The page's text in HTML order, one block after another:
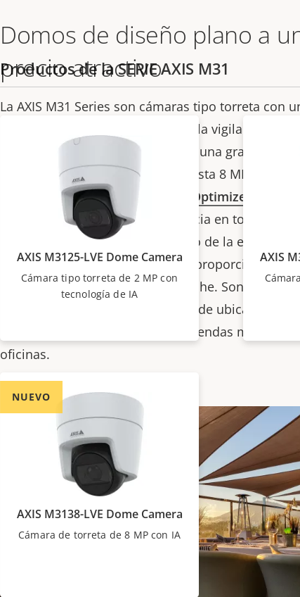
Domos de diseño plano a
precio atractivo
La AXIS M31 Series son cámaras tipo torreta con
precio atractivo, adecuados para la vigilancia en
interior y exterior. La serie ofrece una gran calidad
imagen con una resolución de hasta 8 MP y un
de visión de 110°. La tecnología
OptimizedIR
permite realizar tareas de vigilancia en total
y hasta 20 m o más, dependiendo de la escena. No
requiere iluminación adicional y proporciona una
vigilancia discreta de día y de noche. Son ideales
la vigilancia en una amplia gama de ubicaciones,
incluidos hoteles, restaurantes, tiendas minoristas
oficinas.
Productos de la SERIE AXIS M31
AXIS M3125-LVE Dome Camera
Cámara tipo torreta de 2 MP con
tecnología de IA
AXIS
NUEVO
AXIS M3138-LVE Dome Camera
Cámara de torreta de 8 MP con IA